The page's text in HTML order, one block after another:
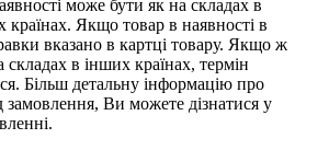
може бути як на складах в
країнах. Якщо товар в наявності в
вказано в картці товару. Якщо ж
складах в інших країнах, термін
Більш детальну інформацію про
замовлення, Ви можете дізнатися у